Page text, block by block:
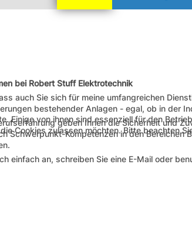
bei Robert Stuff Elektrotechnik
auch Sie sich für meine umfangreichen
bestehender Anlagen - egal, ob in der
geben Ihnen die Sicherheit und
Schwerpunkt-Kompetenzen in den Bereichen
einfach an, schreiben Sie eine E-Mail oder
Einige von ihnen sind essenziell für den
Cookies zulassen möchten. Bitte beachten